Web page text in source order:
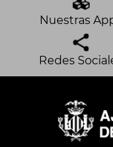
Nuestras
Redes